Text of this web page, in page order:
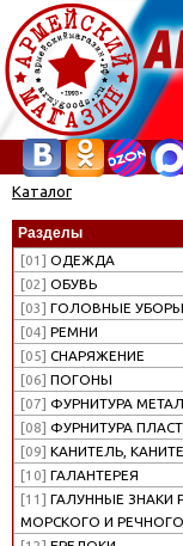
Каталог
Разделы
[01] ОДЕЖДА
[02] ОБУВЬ
[03] ГОЛОВНЫЕ УБОРЫ
[04] РЕМНИ
[05] СНАРЯЖЕНИЕ
[06] ПОГОНЫ
[07] ФУРНИТУРА
[08] ФУРНИТУРА
[09] КАНИТЕЛЬ,
[10] ГАЛАНТЕРЕЯ
[11] ГАЛУННЫЕ ЗНАКИ
МОРСКОГО И